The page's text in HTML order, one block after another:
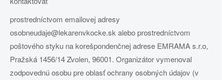
prostredníctvom emailovej adresy
osobneudaje@lekarenvkocke.sk alebo prostredníctvom
poštového styku na korešpondenčnej adrese EMRAMA s.r.o,
Pražská 1456/14 Zvolen, 96001. Organizátor vymenoval
zodpovednú osobu pre oblasť ochrany osobných údajov (v